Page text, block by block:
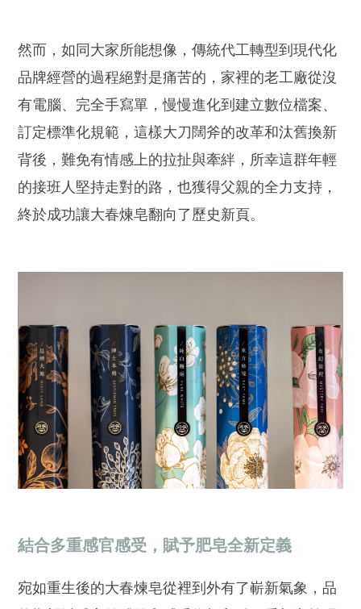
然而，如同大家所能想像，傳統代工轉型到現代化
品牌經營的過程絕對是痛苦的，家裡的老工廠從沒
有電腦、完全手寫單，慢慢進化到建立數位檔案、
訂定標準化規範，這樣大刀闊斧的改革和汰舊換新
背後，難免有情感上的拉扯與牽絆，所幸這群年輕
的接班人堅持走對的路，也獲得父親的全力支持，
終於成功讓大春煉皂翻向了歷史新頁。
結合多重感官感受，賦予肥皂全新定義
宛如重生後的大春煉皂從裡到外有了嶄新氣象，品